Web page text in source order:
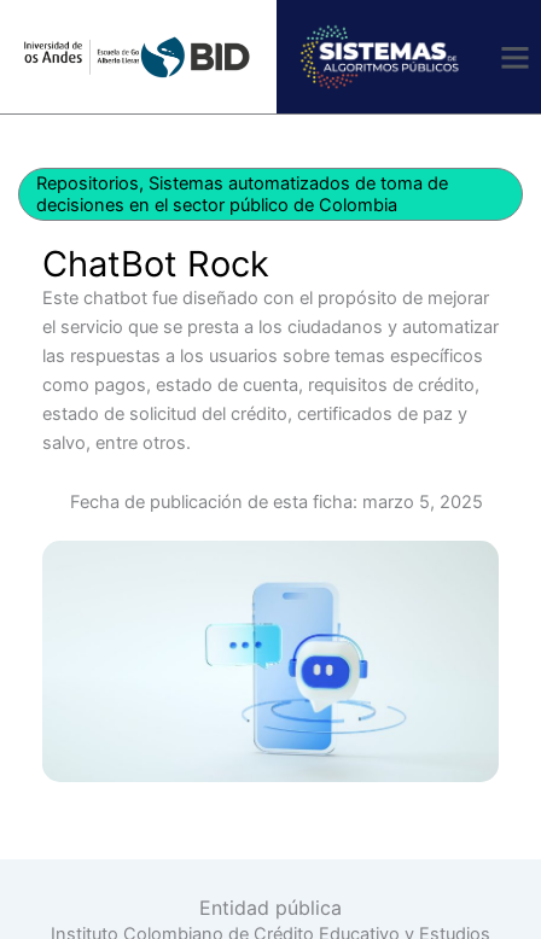
Repositorios, Sistemas automatizados de toma de
decisiones en el sector público de Colombia
ChatBot Rock
Este chatbot fue diseñado con el propósito de mejorar
el servicio que se presta a los ciudadanos y automatizar
las respuestas a los usuarios sobre temas específicos
como pagos, estado de cuenta, requisitos de crédito,
estado de solicitud del crédito, certificados de paz y
salvo, entre otros.
Fecha de publicación de esta ficha: marzo 5, 2025
Entidad pública
Instituto Colombiano de Crédito Educativo y Estudios